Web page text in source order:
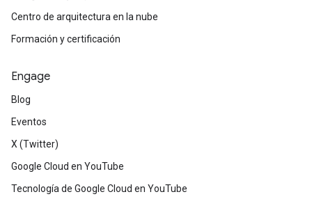
Centro de arquitectura en la nube
Formación y certificación
Engage
Blog
Eventos
X (Twitter)
Google Cloud en YouTube
Tecnología de Google Cloud en YouTube